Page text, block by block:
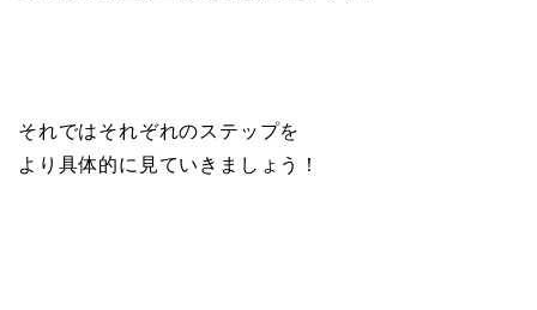
それではそれぞれのステップを
より具体的に見ていきましょう！